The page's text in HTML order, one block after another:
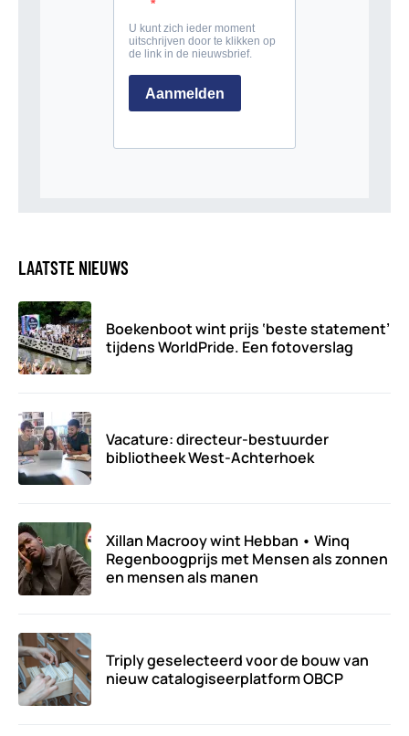
LAATSTE NIEUWS
Boekenboot wint prijs ‘beste statement’
tijdens WorldPride. Een fotoverslag
Vacature: directeur-bestuurder
bibliotheek West-Achterhoek
Xillan Macrooy wint Hebban • Winq
Regenboogprijs met Mensen als zonnen
en mensen als manen
Triply geselecteerd voor de bouw van
nieuw catalogiseerplatform OBCP